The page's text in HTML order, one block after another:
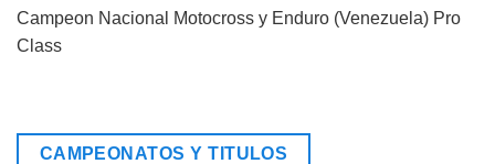
Campeon Nacional Motocross y Enduro (Venezuela) Pro
Class
CAMPEONATOS Y TITULOS